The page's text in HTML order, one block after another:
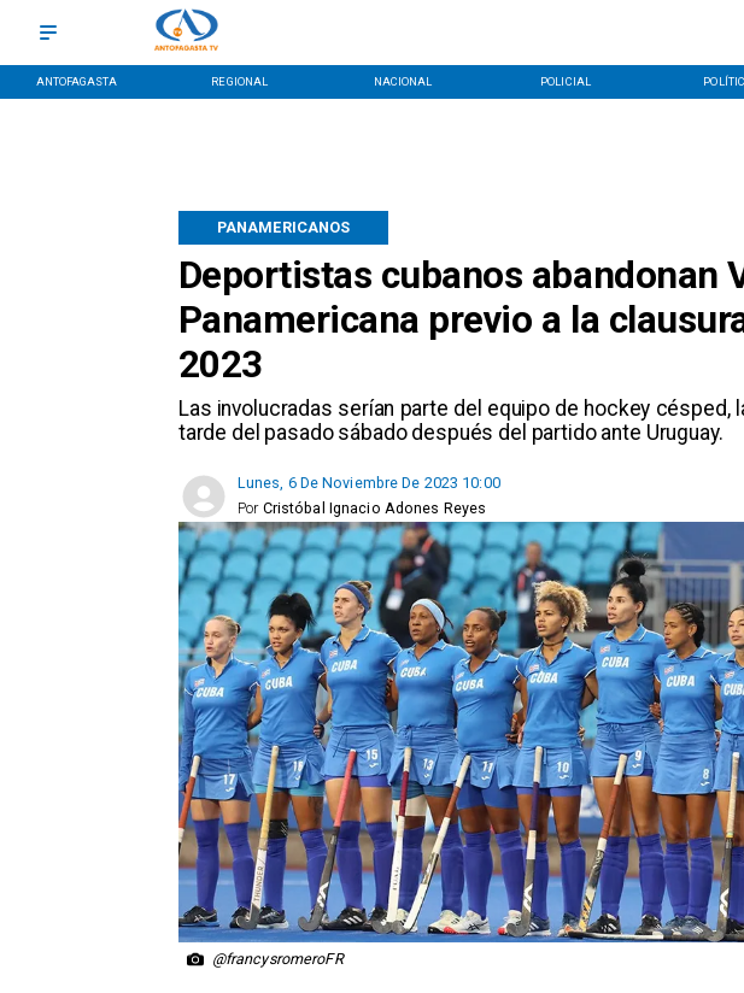
ANTOFAGASTA REGIONAL NACIONAL POLICIAL
Deportistas cubanos abandonan
Panamericana previo a la
2023
​Las involucradas serían parte del equipo de hockey césped,
tarde del pasado sábado después del partido ante Uruguay.
PANAMERICANOS
Lunes, 6 De Noviembre De 2023 10:00
Cristóbal Ignacio Adones Reyes
Por
@francysromeroFR